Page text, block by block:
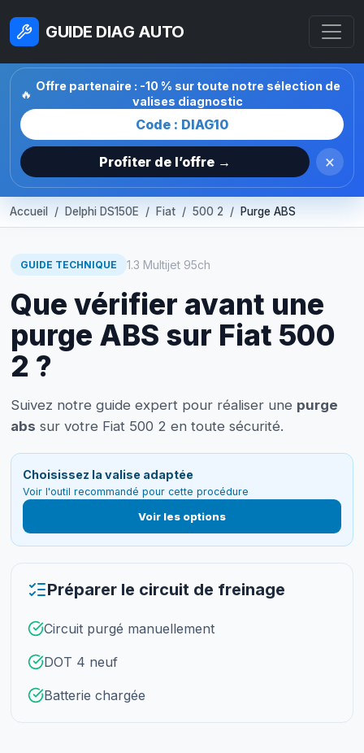
GUIDE DIAG AUTO
🔥
Offre partenaire : -10 % sur toute notre sélection de
valises diagnostic
Code : DIAG10
Profiter de l’offre → ×
Accueil Delphi DS150E Fiat 500 2 Purge ABS
GUIDE TECHNIQUE 1.3 Multijet 95ch
Que vérifier avant une
purge ABS sur Fiat 500
2 ?
Suivez notre guide expert pour réaliser une purge
abs sur votre Fiat 500 2 en toute sécurité.
Choisissez la valise adaptée
Voir l'outil recommandé pour cette procédure
Voir les options
Préparer le circuit de freinage
Circuit purgé manuellement
DOT 4 neuf
Batterie chargée